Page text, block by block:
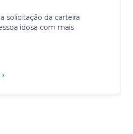
solicitação da carteira
idosa com mais